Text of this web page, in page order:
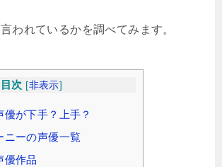
われているかを調べてみます。
目次 [非表示]
が下手？上手？
ニーの声優一覧
優作品